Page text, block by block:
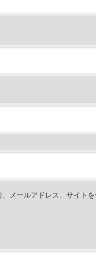
メールアドレス、サイトを